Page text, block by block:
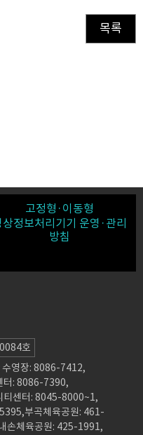
목록
고정형·이동형
상정보처리기기 운영·관리
방침
호
영장: 8086-7412,
터: 8086-7390,
티센터: 8045-8000~1,
부곡체육공원: 461-
손체육공원: 425-1991,